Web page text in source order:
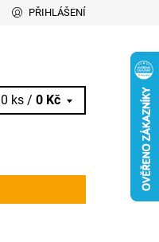
PŘIHLÁŠENÍ
0 ks /0 Kč